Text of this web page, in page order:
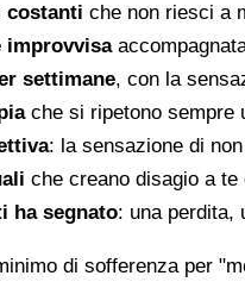
costanti che non riesci a
improvvisa
settimane, con la
che si ripetono sempre
: la sensazione di
che creano disagio a
ha segnato: una perdita,
di sofferenza per